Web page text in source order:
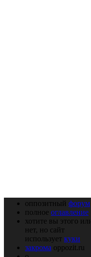
оппозитный форум
полное оглавление
хотите вы этого
нет, но сайт
использует куки
закрома oppozit.ru